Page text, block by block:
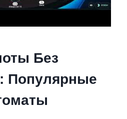
Без
Популярные